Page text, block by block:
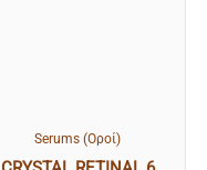
Serums (Οροί)